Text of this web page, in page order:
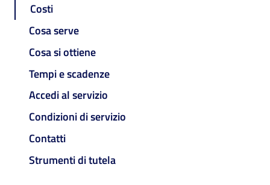
Costi
Cosa serve
Cosa si ottiene
Tempi e scadenze
Accedi al servizio
Condizioni di servizio
Contatti
Strumenti di tutela